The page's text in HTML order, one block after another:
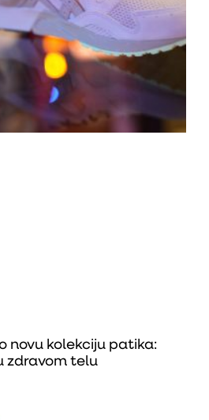
novu kolekciju patika:
zdravom telu